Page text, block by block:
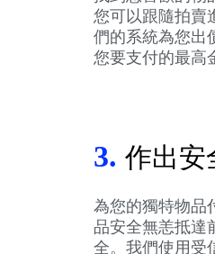
您可以跟隨拍賣
們的系統為您出
您要支付的最高
3. 作出安
為您的獨特物品
品安全無恙抵達
全。我們使用受